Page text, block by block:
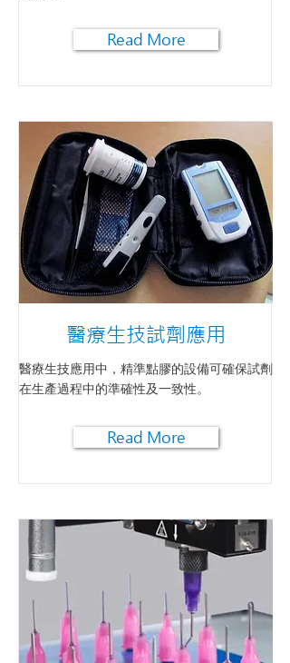
Read More
醫療生技試劑應用
醫療生技應用中，精準點膠的設備可確保試劑
在生產過程中的準確性及一致性。
Read More